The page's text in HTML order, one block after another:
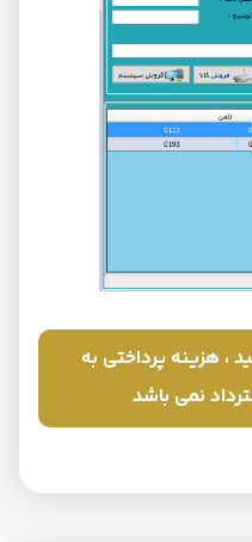
، هزینه پرداختی به
نمی باشد